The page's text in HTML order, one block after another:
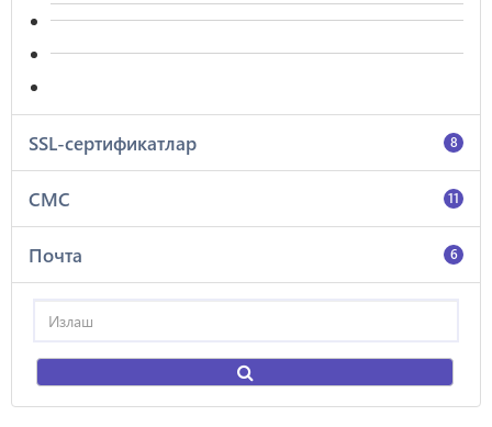
SSL-сертификатлар 8
СМС 11
Почта 6